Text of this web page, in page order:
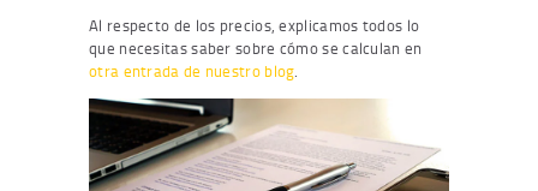
Al respecto de los precios, explicamos todos lo
que necesitas saber sobre cómo se calculan en
otra entrada de nuestro blog.